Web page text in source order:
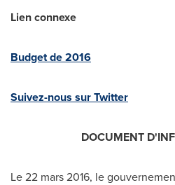
Lien connexe
Budget de 2016
Suivez-nous sur Twitter
DOCUMENT
Le 22 mars 2016, le